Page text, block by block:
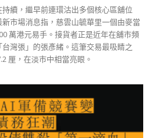
續，繼早前連環沽出多個核心區舖位
市場消息指，慈雲山毓華里一個由麥當
萬港元易手。接貨者正是近年在舖市頻
灣張」的張彥緒。這筆交易最吸睛之
厘，在淡市中相當亮眼。